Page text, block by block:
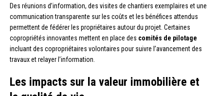
Des réunions d’information, des visites de chantiers exemplaires et une
communication transparente sur les coûts et les bénéfices attendus
permettent de fédérer les propriétaires autour du projet. Certaines
copropriétés innovantes mettent en place des comités de pilotage
incluant des copropriétaires volontaires pour suivre l’avancement des
travaux et relayer l’information.
Les impacts sur la valeur immobilière et